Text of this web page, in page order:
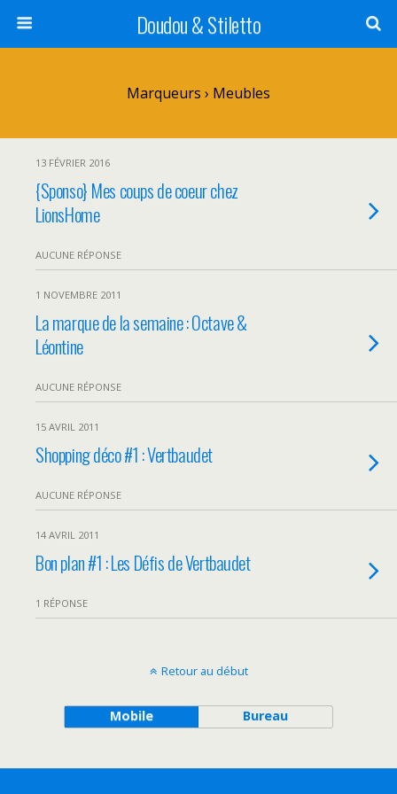
Doudou & Stiletto
Marqueurs › Meubles
13 FÉVRIER 2016
{Sponso} Mes coups de coeur chez
LionsHome
AUCUNE RÉPONSE
1 NOVEMBRE 2011
La marque de la semaine : Octave &
Léontine
AUCUNE RÉPONSE
15 AVRIL 2011
Shopping déco #1 : Vertbaudet
AUCUNE RÉPONSE
14 AVRIL 2011
Bon plan #1 : Les Défis de Vertbaudet
1 RÉPONSE
Retour au début
Mobile Bureau